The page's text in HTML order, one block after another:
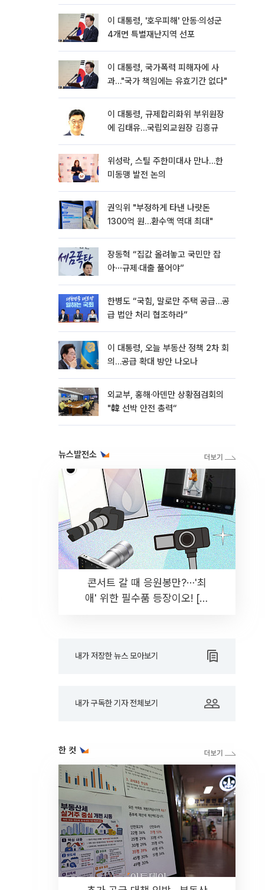
이 대통령, '호우피해' 안동·의성군
4개면 특별재난지역 선포
이 대통령, 국가폭력 피해자에 사
과…"국가 책임에는 유효기간 없다"
이 대통령, 규제합리화위 부위원장
에 김태유…국립외교원장 김흥규
위성락, 스틸 주한미대사 만나…한
미동맹 발전 논의
권익위 "부정하게 타낸 나랏돈
1300억 원…환수액 역대 최대"
장동혁 “집값 올려놓고 국민만 잡
아⋯규제·대출 풀어야”
한병도 “국힘, 말로만 주택 공급…공
급 법안 처리 협조하라”
이 대통령, 오늘 부동산 정책 2차 회
의…공급 확대 방안 나오나
외교부, 홍해·아덴만 상황점검회의
"韓 선박 안전 총력“
뉴스발전소
콘서트 갈 때 응원봉만?⋯'최
애' 위한 필수품 등장이오! [솔
내가 저장한 뉴스 모아보기
내가 구독한 기자 전체보기
한 컷